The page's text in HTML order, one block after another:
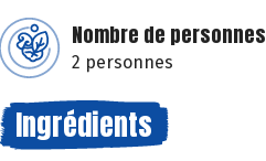
Nombre de personnes
2 personnes
Ingrédients